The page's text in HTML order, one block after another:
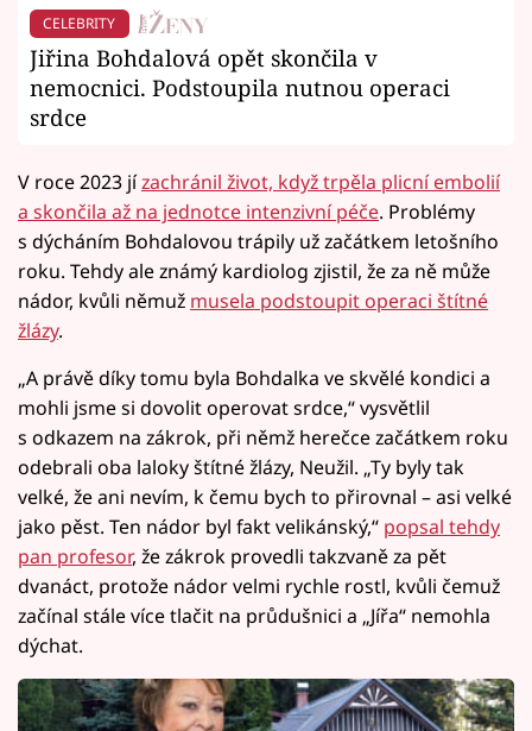
CELEBRITY
Jiřina Bohdalová opět skončila v
nemocnici. Podstoupila nutnou operaci
srdce
V roce 2023 jízachránil život, když trpěla plicní embolií
a skončila až na jednotce intenzivní péče. Problémy
s dýcháním Bohdalovou trápily už začátkem letošního
roku. Tehdy ale známý kardiolog zjistil, že za ně může
nádor, kvůli němuž musela podstoupit operaci štítné
žlázy.
„A právě díky tomu byla Bohdalka ve skvělé kondici a
mohli jsme si dovolit operovat srdce,“ vysvětlil
s odkazem na zákrok, při němž herečce začátkem roku
odebrali oba laloky štítné žlázy, Neužil. „Ty byly tak
velké, že ani nevím, k čemu bych to přirovnal – asi velké
jako pěst. Ten nádor byl fakt velikánský,“ popsal tehdy
pan profesor, že zákrok provedli takzvaně za pět
dvanáct, protože nádor velmi rychle rostl, kvůli čemuž
začínal stále více tlačit na průdušnici a „Jířa“ nemohla
dýchat.